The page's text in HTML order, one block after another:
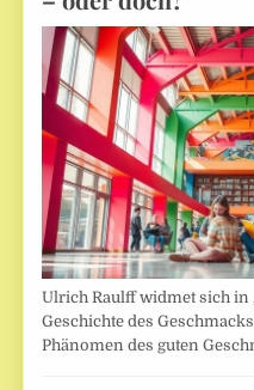
Ulrich Raulff widmet sich in
Geschichte des
Phänomen des guten